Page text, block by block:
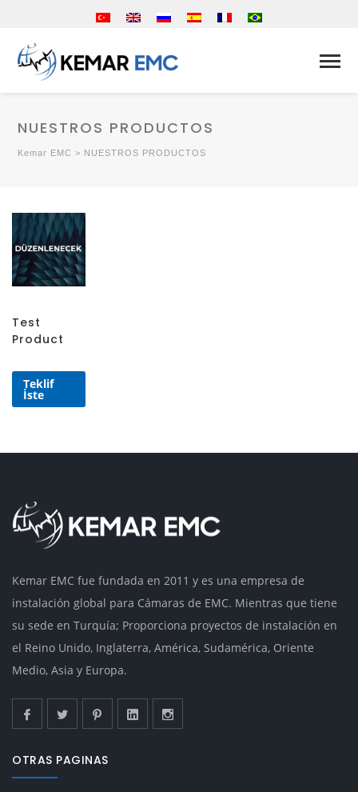
NUESTROS PRODUCTOS
Kemar EMC > NUESTROS PRODUCTOS
Test
Product
Teklif
İste
Kemar EMC fue fundada en 2011 y es una empresa de
instalación global para Cámaras de EMC. Mientras que tiene
su sede en Turquía; Proporciona proyectos de instalación en
el Reino Unido, Inglaterra, América, Sudamérica, Oriente
Medio, Asia y Europa.
OTRAS PAGINAS